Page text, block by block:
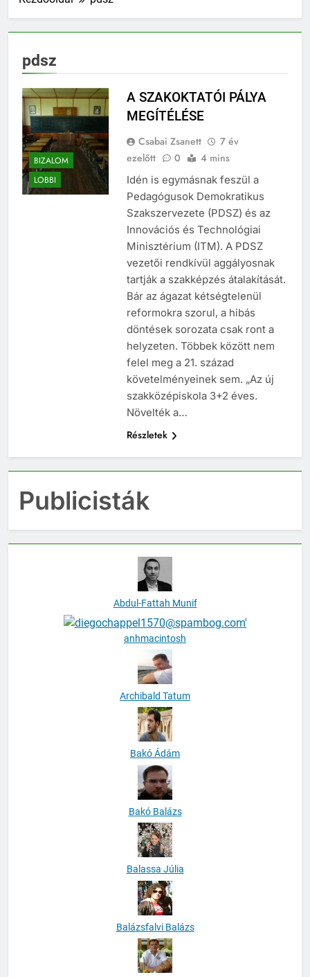
pdsz
BIZALOM
LOBBI
A SZAKOKTATÓI PÁLYA
MEGÍTÉLÉSE
Csabai Zsanett
7 év
ezelőtt
0 4 mins
Idén is egymásnak feszül a
Pedagógusok Demokratikus
Szakszervezete (PDSZ) és az
Innovációs és Technológiai
Minisztérium (ITM). A PDSZ
vezetői rendkívül aggályosnak
tartják a szakképzés átalakítását.
Bár az ágazat kétségtelenül
reformokra szorul, a hibás
döntések sorozata csak ront a
helyzeten. Többek között nem
felel meg a 21. század
követelményeinek sem. „Az új
szakközépiskola 3+2 éves.
Növelték a…
Részletek
Publicisták
Abdul-Fattah Munif
anhmacintosh
Archibald Tatum
Bakó Ádám
Bakó Balázs
Balassa Júlia
Balázsfalvi Balázs